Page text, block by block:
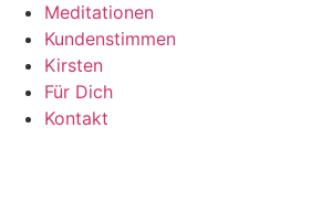
Meditationen
Kundenstimmen
Kirsten
Für Dich
Kontakt